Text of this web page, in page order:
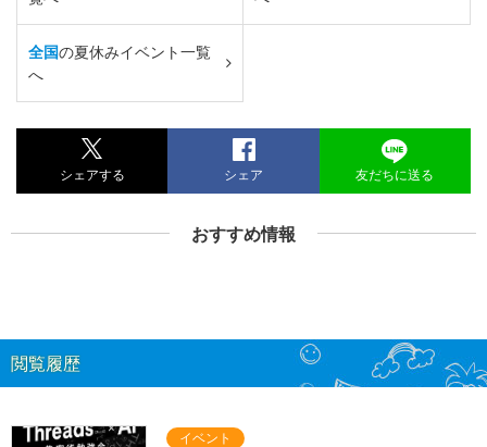
全国の夏休みイベント一覧
へ
シェアする シェア 友だちに送る
おすすめ情報
閲覧履歴